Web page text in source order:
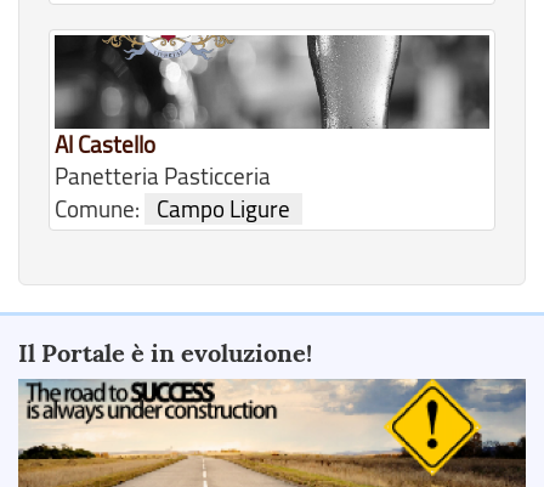
Al Castello
Panetteria Pasticceria
Comune:
Campo Ligure
Il Portale è in evoluzione!